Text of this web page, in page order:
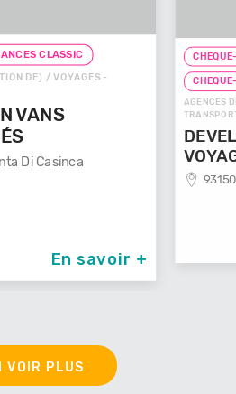
CLASSIC
DE) / VOYAGES -
VANS
Di Casinca
En savoir +
AGENCES
VOIR PLUS